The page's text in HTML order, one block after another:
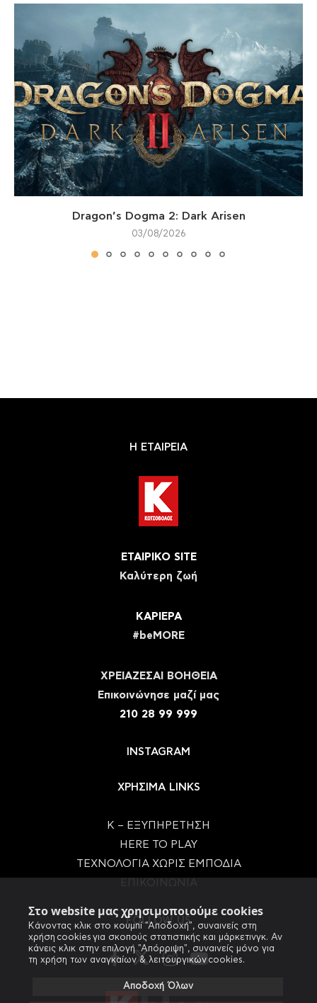
Στο website μας χρησιμοποιούμε cookies
Κάνοντας κλικ στο κουμπί "Αποδοχή", συναινείς στη
χρήση cookies για σκοπούς στατιστικής και μάρκετινγκ. Αν
κάνεις κλικ στην επιλογή "Απόρριψη", συναινείς μόνο για
τη χρήση των αναγκαίων & λειτουργικών cookies.
Αποδοχή Όλων
Dragon’s Dogma 2: Dark Arisen
03/08/2026
Η ΕΤΑΙΡΕΙΑ
ΕΤΑΙΡΙΚΟ SITE
Καλύτερη ζωή
ΚΑΡΙΕΡΑ
#beMORE
ΧΡΕΙΑΖΕΣΑΙ ΒΟΗΘΕΙΑ
Eπικοινώνησε μαζί μας
210 28 99 999
INSTAGRAM
ΧΡΗΣΙΜΑ LINKS
Κ – ΕΞΥΠΗΡΕΤΗΣΗ
HERE TO PLAY
ΤΕΧΝΟΛΟΓΙΑ ΧΩΡΙΣ ΕΜΠΟΔΙΑ
FOLLOW US